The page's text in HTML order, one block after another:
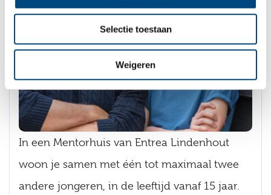
Selectie toestaan
Weigeren
In een Mentorhuis van Entrea Lindenhout
woon je samen met één tot maximaal twee
andere jongeren, in de leeftijd vanaf 15 jaar.